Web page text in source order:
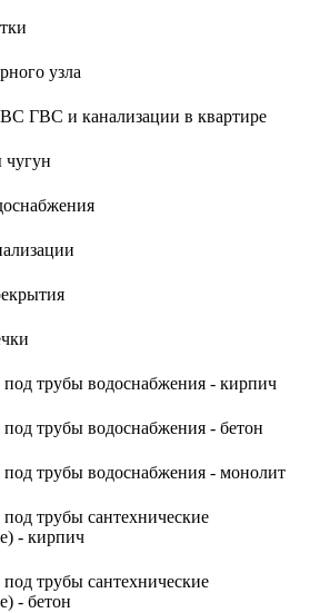
узла
ГВС и канализации в квартире
чугун
трубы водоснабжения - кирпич
трубы водоснабжения - бетон
трубы водоснабжения - монолит
трубы сантехнические
- кирпич
трубы сантехнические
- бетон